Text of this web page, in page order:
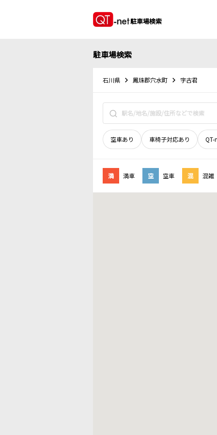
駐車場検索
駐車場検索
石川県 鳳珠郡穴水町 字古君
空車あり 車椅子対応あり QT-
満 満車 空 空車 混 混雑